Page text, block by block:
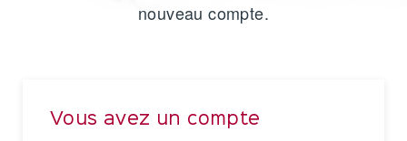
nouveau compte.
Vous avez un compte